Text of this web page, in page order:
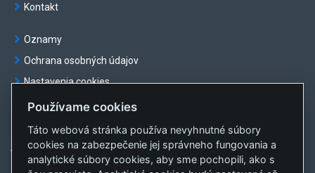
Kontakt
Oznamy
Ochrana osobných údajov
Nastavenia cookies
© OKTE, a.s. Všetky práva vyhradené
Vytvorila
sféra, a.s.
Používame cookies
Táto webová stránka používa nevyhnutné súbory
cookies na zabezpečenie jej správneho fungovania a
analytické súbory cookies, aby sme pochopili, ako s